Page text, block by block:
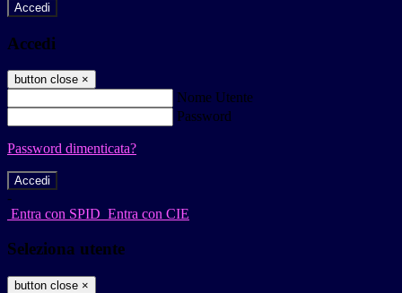
Accedi
Accedi
button close ×
Nome Utente
Password
Password dimenticata?
-
Entra con SPID Entra con CIE
Seleziona utente
button close ×